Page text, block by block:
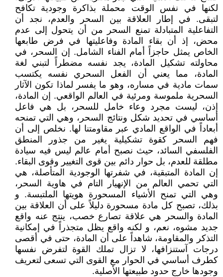
لكنها في نفس الوقت محملة بذاكرة وجودية تكافح
لتبقى. في إطار العلاقة بين السحر والعدم، نجد أن
التفاعلية المتبادلة تمنع السحر من أن يتحول إلى عدم
محض، إذ أن بقاء المادة وفاعليتها في فرض طابعها
الخاص يمثل حاجزاً أمام الفناء الشامل. إن السحر، في
محاولته تشكيل المادة، يجد نفسه مضطراً لتبني لغة
المادة، مما يعني أن الفعل السحري نفسه يكتسب
سمات مادية في مساره، وهو ما يفسر لماذا تكون الآثار
السحرية ملموسة ومرئية في العالم الواقعي. إن المادة،
إذن، ليست مجرد وعاء خامل للسحر، بل هي فاعل
أساسي في تحديد شكل ونتائج السحر، وهي التي تمنحه
أبعاداً في الواقع المادي عبر مقاومتنا لها. نخلص إلى أن
فهم السحر كقوة تشكيلية يغير من جذور المنطق
الفلسفي السائد، حيث نصبح أمام عالم ليس فيه سيادة
مطلقة للعدم، بل حوار دائم بين قوى التغيير وقوى البقاء.
إن المادة المتبقية، في شفرتها الوجودية المتأصلة، هي
التي تحمي العالم من الإنهيار التام في هاوية السحر،
وهي التي تمنح الأشياء المسحورة هويتها الملتبسة. و
بذلك، تصبح كل مادة مسحورة دليلاً على أن العلاقة بين
المادة والسحر هي علاقة تصارع خصب، ينتج عنه واقع
جديد مشوه، نعم، و لكنه واقع يظل متجذراً في إمكانية
التذكر والمقاومة، شاهداً على أن المادة، حتى في أقصى
درجات آستنزافها، لا تزال تملك القوة لتفرض نفسها
كطرف أساسي في الحوار مع القوى التي تسعى لتعريف
وجودها خارج حدود طبيعتها الأصلية.